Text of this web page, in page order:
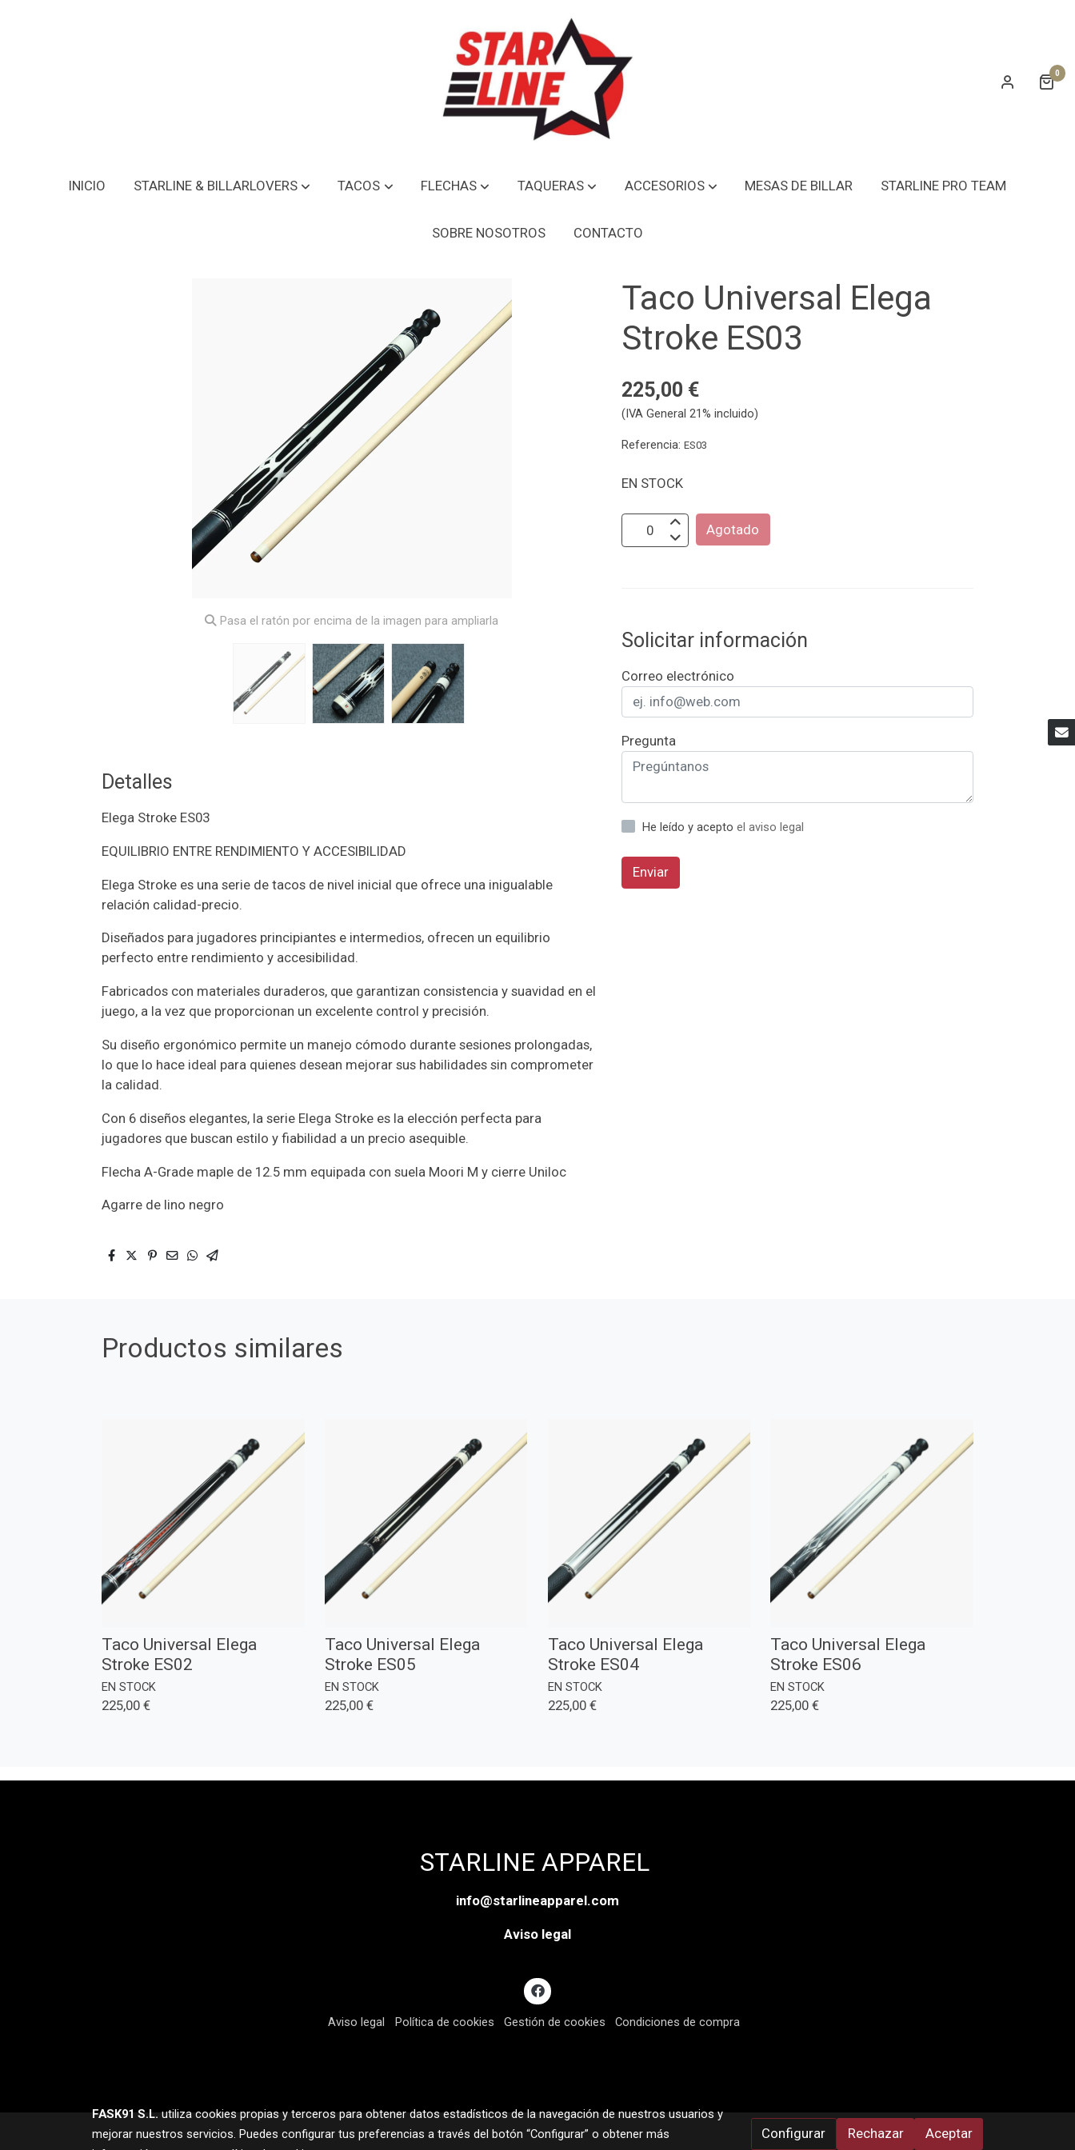
0
INICIO STARLINE & BILLARLOVERS TACOS FLECHAS TAQUERAS ACCESORIOS MESAS DE BILLAR STARLINE PRO TEAM
SOBRE NOSOTROS CONTACTO
Pasa el ratón por encima de la imagen para ampliarla
Detalles
Elega Stroke ES03
EQUILIBRIO ENTRE RENDIMIENTO Y ACCESIBILIDAD
Elega Stroke es una serie de tacos de nivel inicial que ofrece una inigualable
relación calidad-precio.
Diseñados para jugadores principiantes e intermedios, ofrecen un equilibrio
perfecto entre rendimiento y accesibilidad.
Fabricados con materiales duraderos, que garantizan consistencia y suavidad en el
juego, a la vez que proporcionan un excelente control y precisión.
Su diseño ergonómico permite un manejo cómodo durante sesiones prolongadas,
lo que lo hace ideal para quienes desean mejorar sus habilidades sin comprometer
la calidad.
Con 6 diseños elegantes, la serie Elega Stroke es la elección perfecta para
jugadores que buscan estilo y fiabilidad a un precio asequible.
Flecha A-Grade maple de 12.5 mm equipada con suela Moori M y cierre Uniloc
Agarre de lino negro
Taco Universal Elega
Stroke ES03
225,00 €
(IVA General 21% incluido)
Referencia:ES03
EN STOCK
Agotado
Solicitar información
Correo electrónico
Pregunta
He leído y acepto el aviso legal
Enviar
Productos similares
Taco Universal Elega
Stroke ES02
EN STOCK
225,00 €
Taco Universal Elega
Stroke ES05
EN STOCK
225,00 €
Taco Universal Elega
Stroke ES04
EN STOCK
225,00 €
Taco Universal Elega
Stroke ES06
EN STOCK
225,00 €
STARLINE APPAREL
info@starlineapparel.com
Aviso legal
Aviso legal Política de cookies Gestión de cookies Condiciones de compra
FASK91 S.L.utiliza cookies propias y terceros para obtener datos estadísticos de la navegación de nuestros usuarios y
mejorar nuestros servicios. Puedes configurar tus preferencias a través del botón “Configurar” o obtener más
Configurar Rechazar Aceptar